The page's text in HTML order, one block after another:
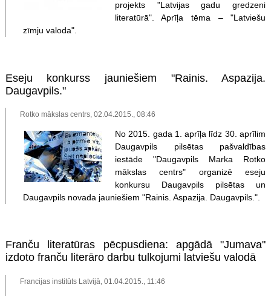
projekts "Latvijas gadu gredzeni
literatūrā". Aprīļa tēma – "Latviešu
zīmju valoda".
Eseju konkurss jauniešiem "Rainis. Aspazija.
Daugavpils."
Rotko mākslas centrs, 02.04.2015., 08:46
No 2015. gada 1. aprīļa līdz 30. aprīlim
Daugavpils pilsētas pašvaldības
iestāde "Daugavpils Marka Rotko
mākslas centrs" organizē eseju
konkursu Daugavpils pilsētas un
Daugavpils novada jauniešiem "Rainis. Aspazija. Daugavpils.".
Franču literatūras pēcpusdiena: apgādā "Jumava"
izdoto franču literāro darbu tulkojumi latviešu valodā
Francijas institūts Latvijā, 01.04.2015., 11:46